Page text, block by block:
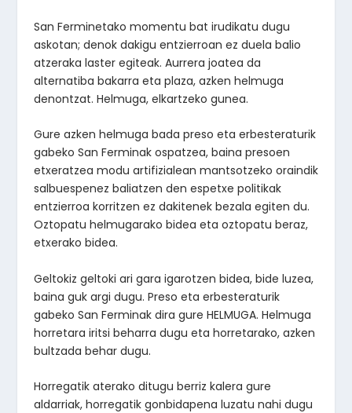
San Ferminetako momentu bat irudikatu dugu
askotan; denok dakigu entzierroan ez duela balio
atzeraka laster egiteak. Aurrera joatea da
alternatiba bakarra eta plaza, azken helmuga
denontzat. Helmuga, elkartzeko gunea.
Gure azken helmuga bada preso eta erbesteraturik
gabeko San Ferminak ospatzea, baina presoen
etxeratzea modu artifizialean mantsotzeko oraindik
salbuespenez baliatzen den espetxe politikak
entzierroa korritzen ez dakitenek bezala egiten du.
Oztopatu helmugarako bidea eta oztopatu beraz,
etxerako bidea.
Geltokiz geltoki ari gara igarotzen bidea, bide luzea,
baina guk argi dugu. Preso eta erbesteraturik
gabeko San Ferminak dira gure HELMUGA. Helmuga
horretara iritsi beharra dugu eta horretarako, azken
bultzada behar dugu.
Horregatik aterako ditugu berriz kalera gure
aldarriak, horregatik gonbidapena luzatu nahi dugu